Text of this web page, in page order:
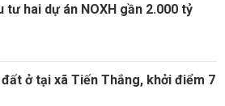
tư hai dự án NOXH gần 2.000 tỷ
ở tại xã Tiến Thắng, khởi điểm 7